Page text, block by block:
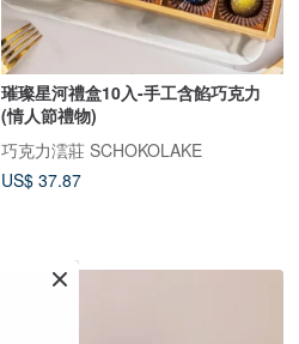
璀璨星河禮盒10入-手工含餡巧克力
(情人節禮物)
巧克力澐莊 SCHOKOLAKE
US$ 37.87